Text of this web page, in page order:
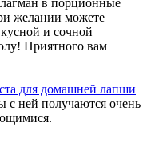
в порционные
желании можете
и сочной
Приятного вам
для домашней лапши
с ней получаются очень